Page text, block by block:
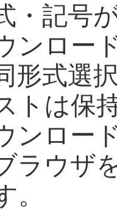
・記号
ンロー
形式選
トは保
ンロー
ラウザ
。